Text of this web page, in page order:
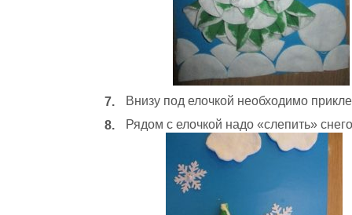
Внизу под елочкой необходимо
Рядом с елочкой надо «слепить»